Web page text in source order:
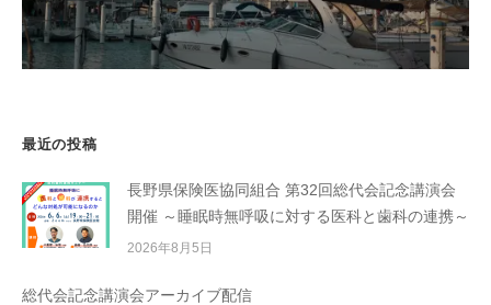
最近の投稿
長野県保険医協同組合 第32回総代会記念講演会
開催 ～睡眠時無呼吸に対する医科と歯科の連携～
2026年8月5日
総代会記念講演会アーカイブ配信